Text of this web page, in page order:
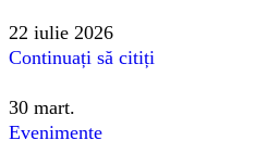
22 iulie 2026
Continuați să citiți
30 mart.
Evenimente